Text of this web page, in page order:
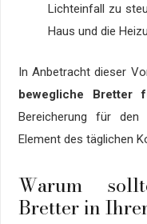
Lichteinfall zu
Haus und die
In Anbetracht dieser
bewegliche Bretter
Bereicherung für den
Element des täglichen
Warum
Bretter in